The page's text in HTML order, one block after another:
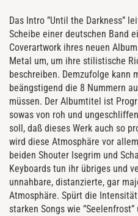
Das Intro ”Until the Darkness”
Scheibe einer deutschen Band
Coverartwork ihres neuen
Metal um, um ihre stilistische
beschreiben. Demzufolge kann
beängstigend die 8 Nummern
müssen. Der Albumtitel ist
sowas von roh und
soll, daß dieses Werk auch so
wird diese Atmosphäre vor
beiden Shouter Isegrim und
Keyboards tun ihr übriges und
unnahbare, distanzierte, gar
Atmosphäre. Spürt die
starken Songs wie ”Seelenfrost”